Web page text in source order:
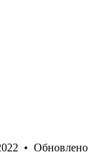
• Обновлено